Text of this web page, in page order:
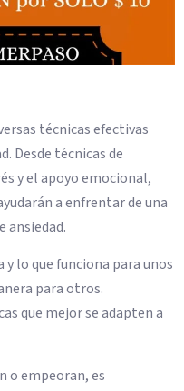
técnicas efectivas
Desde técnicas de
y el apoyo emocional,
a enfrentar de una
ansiedad.
y lo que funciona para unos
para otros.
que mejor se adapten a
o empeoran, es